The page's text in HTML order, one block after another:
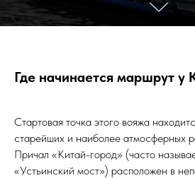
Где начинается маршрут у
Стартовая точка этого вояжа
старейших и наиболее атмосферных
Причал «Китай-город» (часто
«Устьинский мост») расположен в